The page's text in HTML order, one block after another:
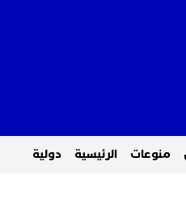
منوعات الرئيسية دولية